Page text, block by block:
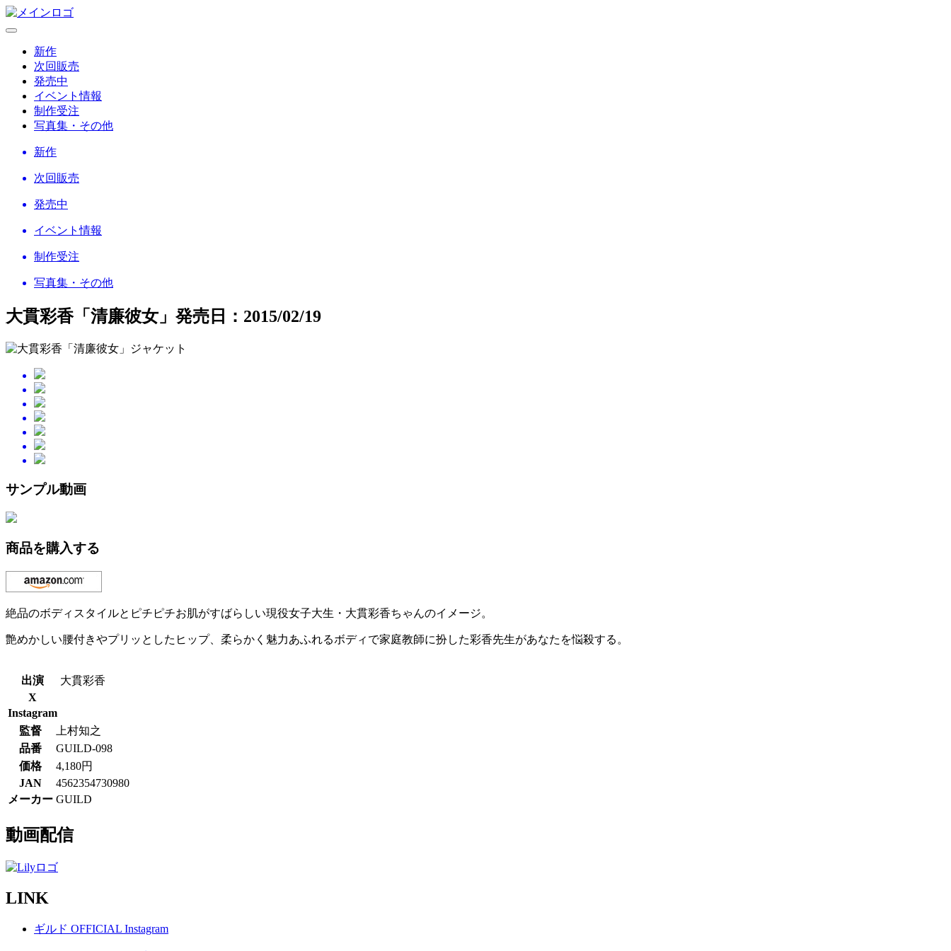
新作
次回販売
発売中
イベント情報
制作受注
写真集・その他
新作
次回販売
発売中
イベント情報
制作受注
写真集・その他
大貫彩香「清廉彼女」 発売日：2015/02/19
サンプル動画
商品を購入する
絶品のボディスタイルとピチピチお肌がすばらしい現役女子大生・大貫彩香ちゃんのイメージ。
艶めかしい腰付きやプリッとしたヒップ、柔らかく魅力あふれるボディで家庭教師に扮した彩香先生があなたを悩殺する。
出演
大貫彩香
X
Instagram
監督
上村知之
品番
GUILD-098
価格
4,180円
JAN
4562354730980
メーカー GUILD
動画配信
LINK
ギルド OFFICIAL Instagram